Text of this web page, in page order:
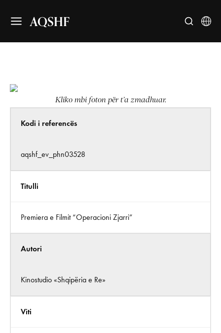
AQSHF
Kliko mbi foton për t’a zmadhuar.
Kodi i referencës
aqshf_ev_phn03528
Titulli
Premiera e Filmit “Operacioni Zjarri”
Autori
Kinostudio «Shqipëria e Re»
Viti